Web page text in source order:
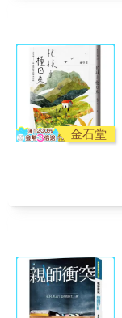
金石堂